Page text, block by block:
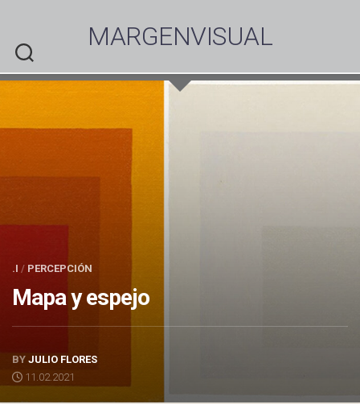
content
MARGENVISUAL
.I / PERCEPCIÓN
Mapa y espejo
BY JULIO FLORES
11.02.2021